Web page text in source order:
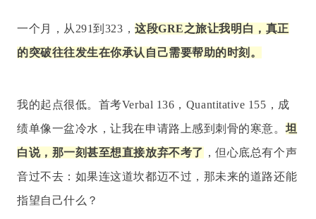
一个月，从291到323，这段GRE之旅让我明白，真正
的突破往往发生在你承认自己需要帮助的时刻。
我的起点很低。首考Verbal 136，Quantitative 155，成
绩单像一盆冷水，让我在申请路上感到刺骨的寒意。 坦
白说，那一刻甚至想直接放弃不考了 ，但心底总有个声
音过不去：如果连这道坎都迈不过，那未来的道路还能
指望自己什么？